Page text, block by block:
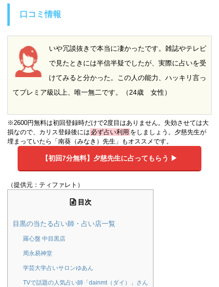
口コミ情報
いや冗談抜きで本当に凄かったです。雑誌やテレビ
で見たときには半信半疑でしたが、実際に占いを受
けてみると分かった。この人の能力、ハッキリ言っ
てプレミア級以上、唯一無二です。（24歳 女性）
※2600円無料は初回登録時だけで2度目はありません。失効させては大
損なので、カリス登録後には 必ず占い利用 をしましょう。夕慈先生が
埋まっていたら「南葵（みなき）先生」もオススメです。
【初回7分無料】 夕慈先生に占ってもらう ▶︎
（提供元：ティファレト）
目次
目黒の当たる占い師・占い店一覧
羅心盤 中目黒店
周永易神堂
学芸大学占いサロンゆあん
TVで話題の人気占い師「dainmt（ダイ）」さん